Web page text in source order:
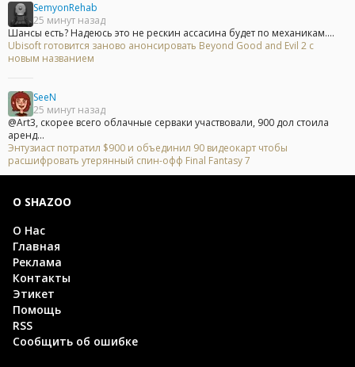
SemyonRehab
25 минут назад
Шансы есть? Надеюсь это не рескин ассасина будет по механикам....
Ubisoft готовится заново анонсировать Beyond Good and Evil 2 с
новым названием
SeeN
25 минут назад
@Art3, скорее всего облачные серваки участвовали, 900 дол стоила
аренд...
Энтузиаст потратил $900 и объединил 90 видеокарт чтобы
расшифровать утерянный спин-офф Final Fantasy 7
О SHAZOO
О Нас
Главная
Реклама
Контакты
Этикет
Помощь
RSS
Сообщить об ошибке